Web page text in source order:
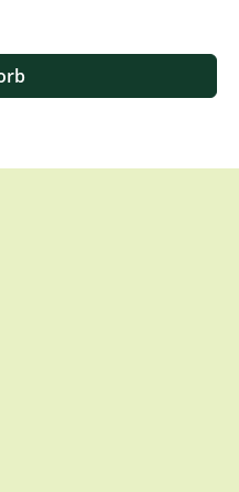
die Anzahl zu erhöhen oder